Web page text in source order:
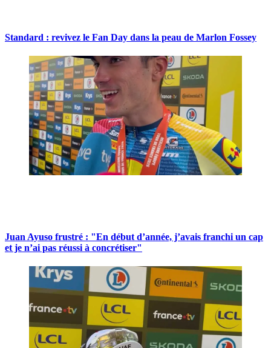
Standard : revivez le Fan Day dans la peau de Marlon Fossey
Juan Ayuso frustré : "En début d’année, j’avais franchi un cap
et je n’ai pas réussi à concrétiser"